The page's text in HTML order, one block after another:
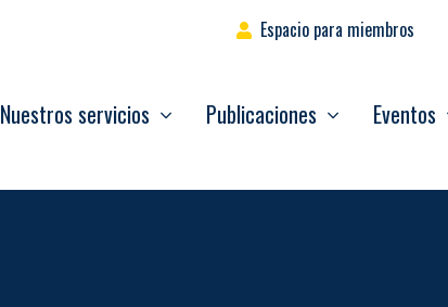
Espacio para miembros
Nuestros servicios Publicaciones Eventos